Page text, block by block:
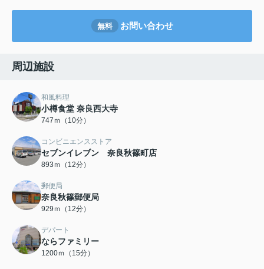
無料 お問い合わせ
周辺施設
和風料理
小樽食堂 奈良西大寺
747ｍ（10分）
コンビニエンスストア
セブンイレブン 奈良秋篠町店
893ｍ（12分）
郵便局
奈良秋篠郵便局
929ｍ（12分）
デパート
ならファミリー
1200ｍ（15分）